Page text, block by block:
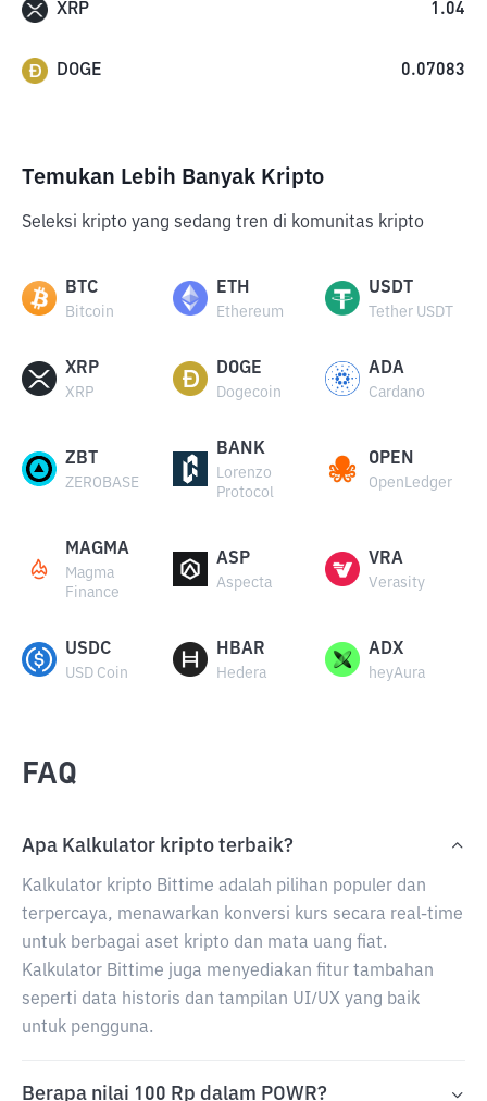
XRP 1.04
DOGE 0.07083
Temukan Lebih Banyak Kripto
Seleksi kripto yang sedang tren di komunitas kripto
BTC
Bitcoin
ETH
Ethereum
USDT
Tether USDT
XRP
XRP
DOGE
Dogecoin
ADA
Cardano
ZBT
ZEROBASE
BANK
Lorenzo
Protocol
OPEN
OpenLedger
MAGMA
Magma
Finance
ASP
Aspecta
VRA
Verasity
USDC
USD Coin
HBAR
Hedera
ADX
heyAura
FAQ
Apa Kalkulator kripto terbaik?
Kalkulator kripto Bittime adalah pilihan populer dan
terpercaya, menawarkan konversi kurs secara real-time
untuk berbagai aset kripto dan mata uang fiat.
Kalkulator Bittime juga menyediakan fitur tambahan
seperti data historis dan tampilan UI/UX yang baik
untuk pengguna.
Berapa nilai 100 Rp dalam POWR?